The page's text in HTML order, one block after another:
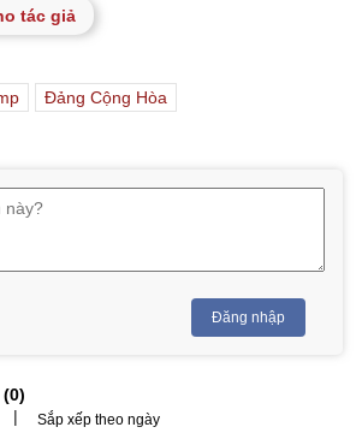
tác giả
Đảng Cộng Hòa
Đăng nhập
(0)
| Sắp xếp theo ngày